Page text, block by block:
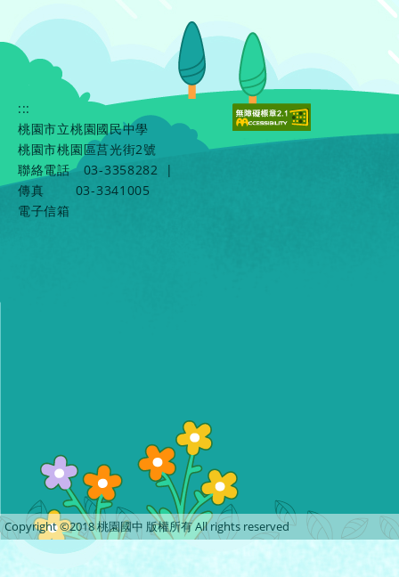
:::
桃園市立桃園國民中學
桃園市桃園區莒光街2號
聯絡電話
03-3358282
|
傳真
03-3341005
電子信箱
Copyright ©2018 桃園國中 版權所有 All rights reserved